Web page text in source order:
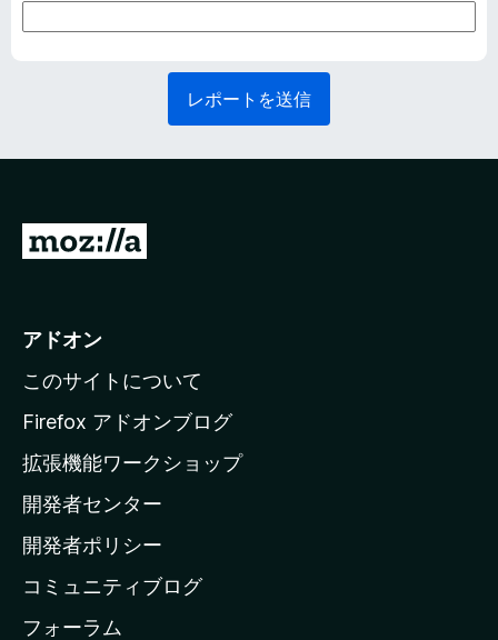
須
レポートを送信
M
i
l
a
ホ
ー
ム
ー
ジ
アドオン
このサイトについて
Firefox アドオンブログ
拡張機能ワークショップ
開発者センター
開発者ポリシー
コミュニティブログ
フォーラム